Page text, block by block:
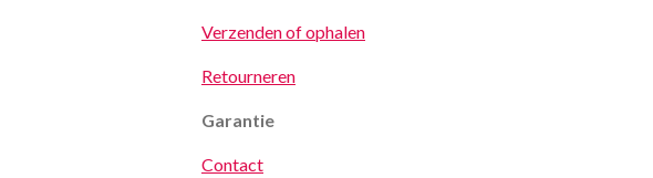
Verzenden of ophalen
Retourneren
Garantie
Contact